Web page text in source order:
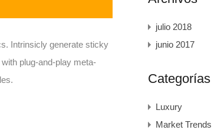
Intrinsicly generate sticky
plug-and-play meta-
julio 2018
junio 2017
Categorías
Luxury
Market Trends